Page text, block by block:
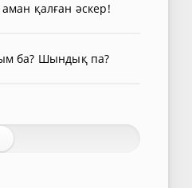
қалған әскер!
ба? Шындық па?